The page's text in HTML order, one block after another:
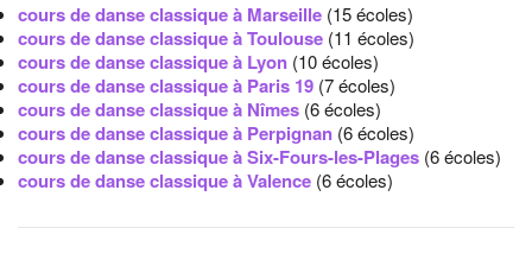
cours de danse classique à Marseille (15 écoles)
cours de danse classique à Toulouse (11 écoles)
cours de danse classique à Lyon (10 écoles)
cours de danse classique à Paris 19 (7 écoles)
cours de danse classique à Nîmes (6 écoles)
cours de danse classique à Perpignan (6 écoles)
cours de danse classique à Six-Fours-les-Plages (6 écoles)
cours de danse classique à Valence (6 écoles)